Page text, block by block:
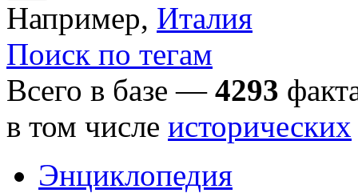
Например, Италия
Поиск по тегам
Всего в базе — 4293
в том числе исторических
Энциклопедия